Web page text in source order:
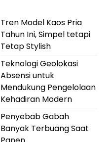
Tren Model Kaos Pria
Tahun Ini, Simpel tetapi
Tetap Stylish
Teknologi Geolokasi
Absensi untuk
Mendukung Pengelolaan
Kehadiran Modern
Penyebab Gabah
Banyak Terbuang Saat